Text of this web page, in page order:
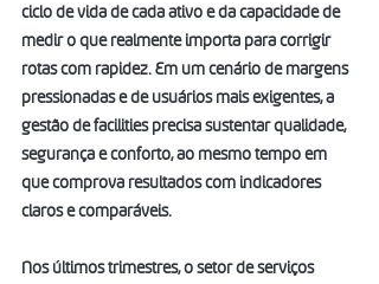
ciclo de vida de cada ativo e da capacidade de
medir o que realmente importa para corrigir
rotas com rapidez. Em um cenário de margens
pressionadas e de usuários mais exigentes, a
gestão de facilities precisa sustentar qualidade,
segurança e conforto, ao mesmo tempo em
que comprova resultados com indicadores
claros e comparáveis.
Nos últimos trimestres, o setor de serviços